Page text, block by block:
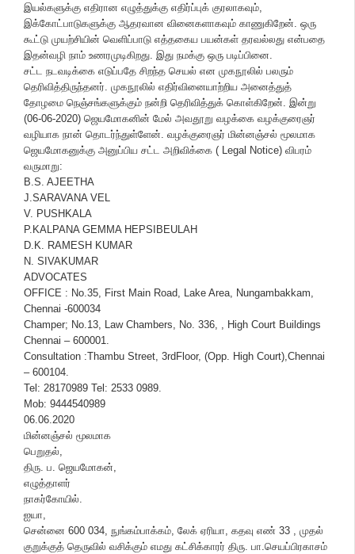
இயல்களுக்கு எதிரான எழுத்துக்கு எதிர்ப்புக் குரலாகவும்,
இக்கோட்பாடுகளுக்கு ஆதரவான வினைகளாகவும் காணுகிறேன். ஒரு
கூட்டு முயற்சியின் வெளிப்பாடு எத்தகைய பயன்கள் தரவல்லது என்பதை
இதன்வழி நாம் உணரமுடிகிறது. இது நமக்கு ஒரு படிப்பினை.
சட்ட நடவடிக்கை எடுப்பதே சிறந்த செயல் என முகநூலில் பலரும்
தெரிவித்திருந்தனர். முகநூலில் எதிர்வினையாற்றிய அனைத்துத்
தோழமை நெஞ்சங்களுக்கும் நன்றி தெரிவித்துக் கொள்கிறேன். இன்று
(06-06-2020) ஜெயமோகனின் மேல் அவதூறு வழக்கை வழக்குரைஞர்
வழியாக நான் தொடர்ந்துள்ளேன். வழக்குரைஞர் மின்னஞ்சல் மூலமாக
ஜெயமோகனுக்கு அனுப்பிய சட்ட அறிவிக்கை ( Legal Notice) விபரம்
வருமாறு:
B.S. AJEETHA
J.SARAVANA VEL
V. PUSHKALA
P.KALPANA GEMMA HEPSIBEULAH
D.K. RAMESH KUMAR
N. SIVAKUMAR
ADVOCATES
OFFICE : No.35, First Main Road, Lake Area, Nungambakkam,
Chennai -600034
Champer; No.13, Law Chambers, No. 336, , High Court Buildings
Chennai – 600001.
Consultation :Thambu Street, 3rdFloor, (Opp. High Court),Chennai
– 600104.
Tel: 28170989 Tel: 2533 0989.
Mob: 9444540989
06.06.2020
மின்னஞ்சல் மூலமாக
பெறுதல்,
திரு. ப. ஜெயமோகன்,
எழுத்தாளர்
நாகர்கோயில்.
ஐயா,
சென்னை 600 034, நுங்கம்பாக்கம், லேக் ஏரியா, கதவு எண் 33 , முதல்
குறுக்குத் தெருவில் வசிக்கும் எமது கட்சிக்காரர் திரு. பா.செயப்பிரகாசம்